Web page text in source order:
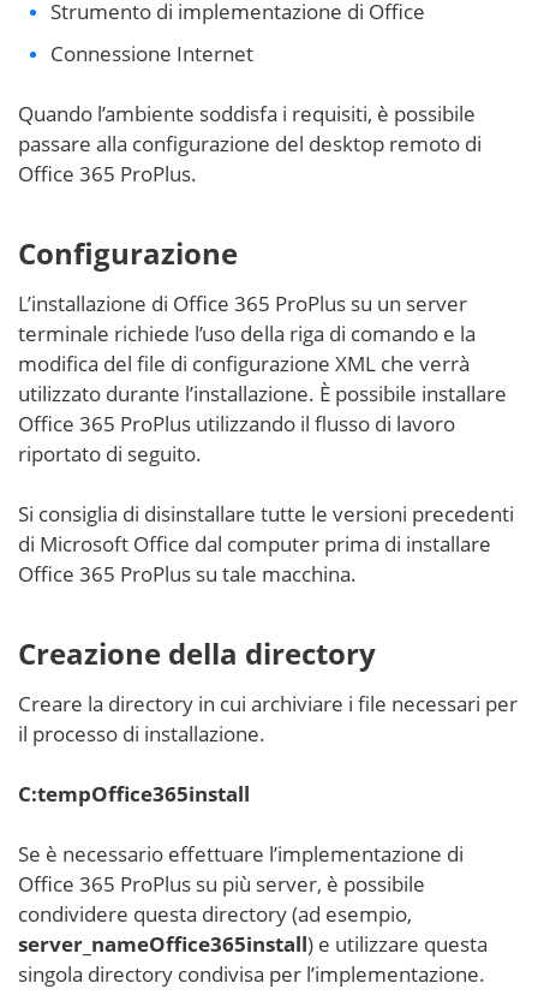
Strumento di implementazione di Office
Connessione Internet
Quando l’ambiente soddisfa i requisiti, è possibile
passare alla configurazione del desktop remoto di
Office 365 ProPlus.
Configurazione
L’installazione di Office 365 ProPlus su un server
terminale richiede l’uso della riga di comando e la
modifica del file di configurazione XML che verrà
utilizzato durante l’installazione. È possibile installare
Office 365 ProPlus utilizzando il flusso di lavoro
riportato di seguito.
Si consiglia di disinstallare tutte le versioni precedenti
di Microsoft Office dal computer prima di installare
Office 365 ProPlus su tale macchina.
Creazione della directory
Creare la directory in cui archiviare i file necessari per
il processo di installazione.
C:tempOffice365install
Se è necessario effettuare l’implementazione di
Office 365 ProPlus su più server, è possibile
condividere questa directory (ad esempio,
server_nameOffice365install) e utilizzare questa
singola directory condivisa per l’implementazione.